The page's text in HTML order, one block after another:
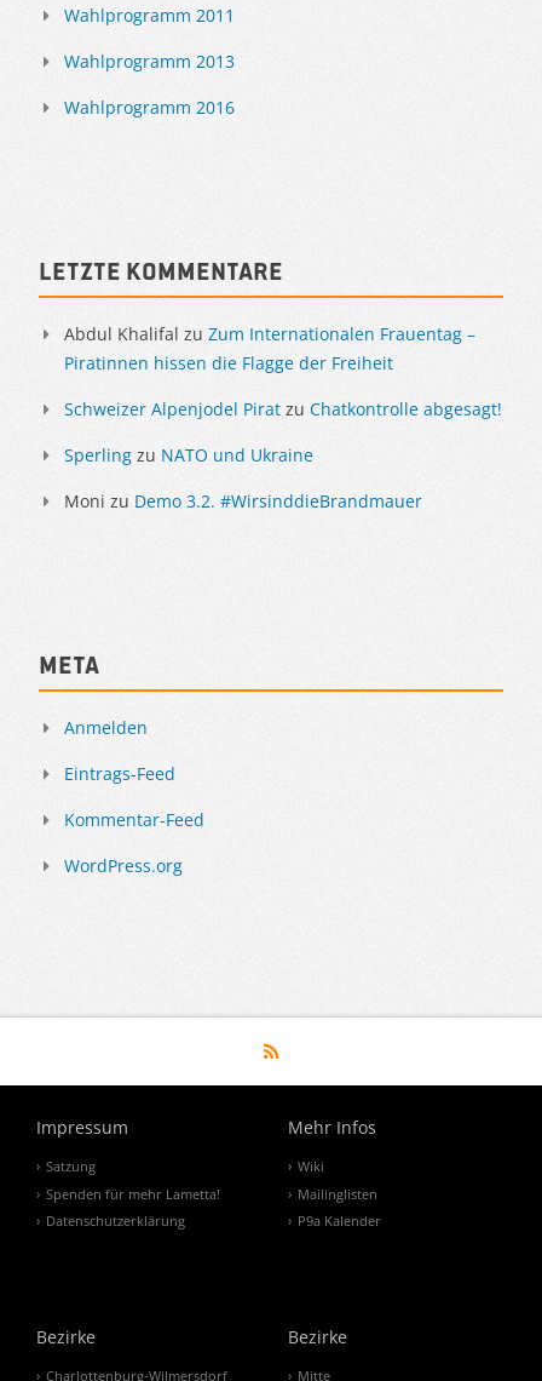
Wahlprogramm 2011
Wahlprogramm 2013
Wahlprogramm 2016
Letzte Kommentare
Abdul Khalifal zu Zum Internationalen Frauentag –
Piratinnen hissen die Flagge der Freiheit
Schweizer Alpenjodel Pirat zu Chatkontrolle abgesagt!
Sperling zu NATO und Ukraine
Moni zu Demo 3.2. #WirsinddieBrandmauer
Meta
Anmelden
Eintrags-Feed
Kommentar-Feed
WordPress.org
Impressum
Satzung
Spenden für mehr Lametta!
Datenschutzerklärung
Mehr Infos
Wiki
Mailinglisten
P9a Kalender
Bezirke
Charlottenburg-Wilmersdorf
Bezirke
Mitte